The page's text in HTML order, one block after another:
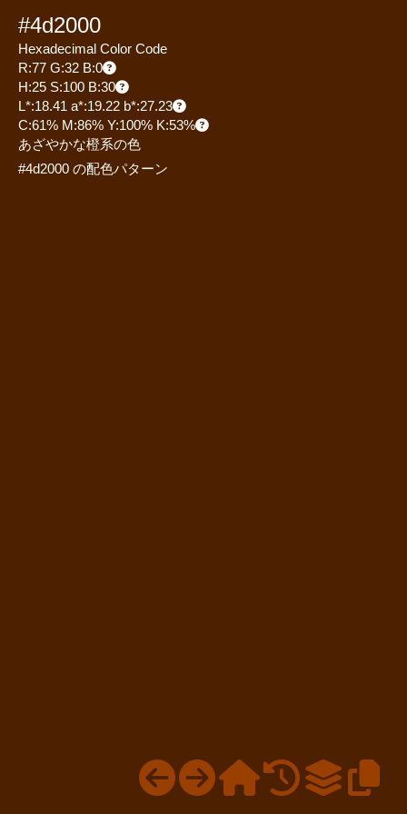
#4d2000
Hexadecimal Color Code
R:77 G:32 B:0
H:25 S:100 B:30
L*:18.41 a*:19.22 b*:27.23
C:61% M:86% Y:100% K:53%
あざやかな橙系の色
#4d2000 の配色パターン